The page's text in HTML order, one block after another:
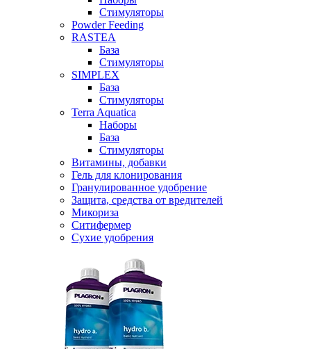
Стимуляторы
Powder Feeding
RASTEA
База
Стимуляторы
SIMPLEX
База
Стимуляторы
Terra Aquatica
Наборы
База
Стимуляторы
Витамины, добавки
Гель для клонирования
Гранулированное удобрение
Защита, средства от вредителей
Микориза
Ситифермер
Сухие удобрения